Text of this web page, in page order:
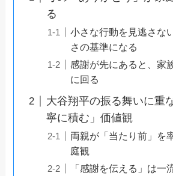
る
小さな行動を見逃さな
さの基準になる
感謝が先にあると、家
に回る
大谷翔平の振る舞いに重
寧に積む」価値観
両親が「当たり前」を
庭観
「感謝を伝える」は一